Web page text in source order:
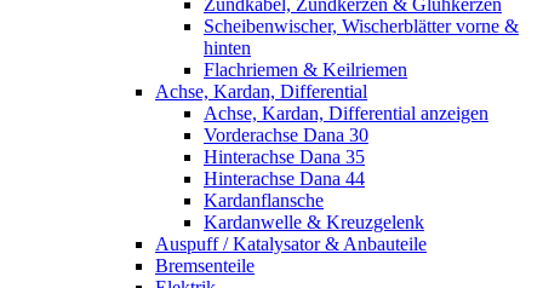
Scheibenwischer, Wischerblätter vorne &
hinten
Flachriemen & Keilriemen
Achse, Kardan, Differential
Achse, Kardan, Differential anzeigen
Vorderachse Dana 30
Hinterachse Dana 35
Hinterachse Dana 44
Kardanflansche
Kardanwelle & Kreuzgelenk
Auspuff / Katalysator & Anbauteile
Bremsenteile